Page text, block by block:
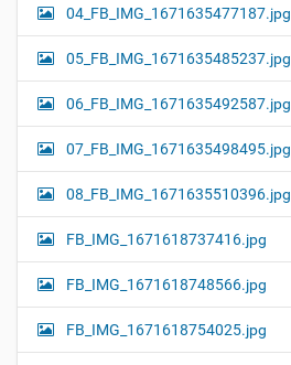
04_FB_IMG_1671635477187.jpg
05_FB_IMG_1671635485237.jpg
06_FB_IMG_1671635492587.jpg
07_FB_IMG_1671635498495.jpg
08_FB_IMG_1671635510396.jpg
FB_IMG_1671618737416.jpg
FB_IMG_1671618748566.jpg
FB_IMG_1671618754025.jpg